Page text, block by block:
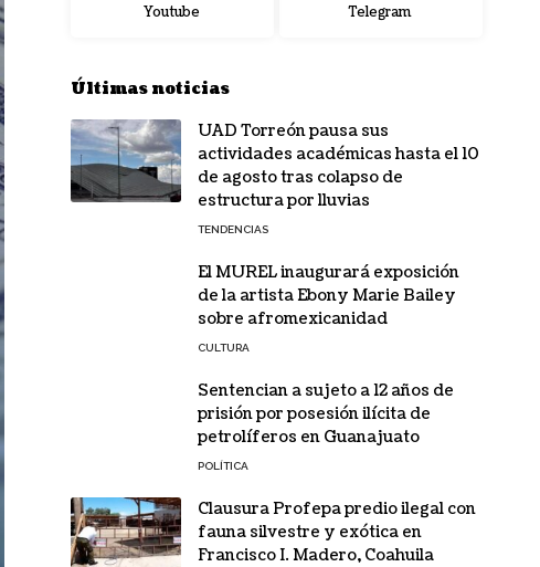
Youtube Telegram
Últimas noticias
UAD Torreón pausa sus
actividades académicas hasta el 10
de agosto tras colapso de
estructura por lluvias
TENDENCIAS
El MUREL inaugurará exposición
de la artista Ebony Marie Bailey
sobre afromexicanidad
CULTURA
Sentencian a sujeto a 12 años de
prisión por posesión ilícita de
petrolíferos en Guanajuato
POLÍTICA
Clausura Profepa predio ilegal con
fauna silvestre y exótica en
Francisco I. Madero, Coahuila